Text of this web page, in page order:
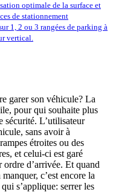
optimale de la surface et
de stationnement
1, 2 ou 3 rangées de parking à
vertical.
garer son véhicule? La
pour qui souhaite plus
sécurité. L’utilisateur
sans avoir à
étroites ou des
et celui-ci est garé
ordre d’arrivée. Et quand
c’est encore la
s’applique: serrer les